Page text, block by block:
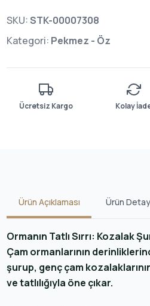
SKU:STK-00007308
Kategori: Pekmez - Öz
Ücretsiz Kargo Kolay
Ürün Açıklaması Ürün
Ormanın Tatlı Sırrı: Kozalak
Çam ormanlarının
şurup, genç çam
ve tatlılığıyla öne çıkar.